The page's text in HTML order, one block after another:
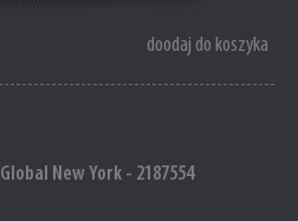
doodaj do koszyka
New York - 2187554